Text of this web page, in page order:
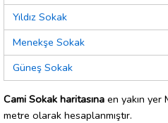
Yıldız Sokak
Menekşe Sokak
Güneş Sokak
Cami Sokak haritasına en yakın yer
metre olarak hesaplanmıştır.